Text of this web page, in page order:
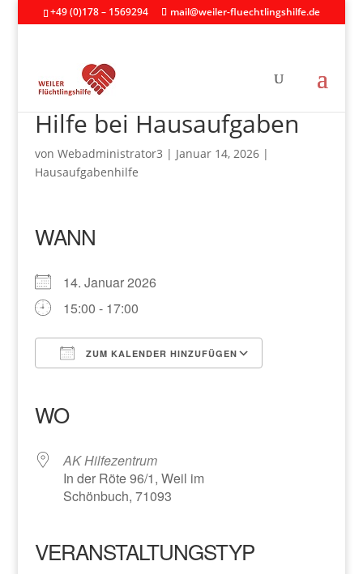
+49 (0)178 – 1569294 mail@weiler-fluechtlingshilfe.de
Hilfe bei Hausaufgaben
von Webadministrator3 | Januar 14, 2026|
Hausaufgabenhilfe
WANN
14. Januar 2026
15:00 - 17:00
ZUM KALENDER HINZUFÜGEN
WO
AK Hilfezentrum
In der Röte 96/1, Weil im
Schönbuch, 71093
VERANSTALTUNGSTYP